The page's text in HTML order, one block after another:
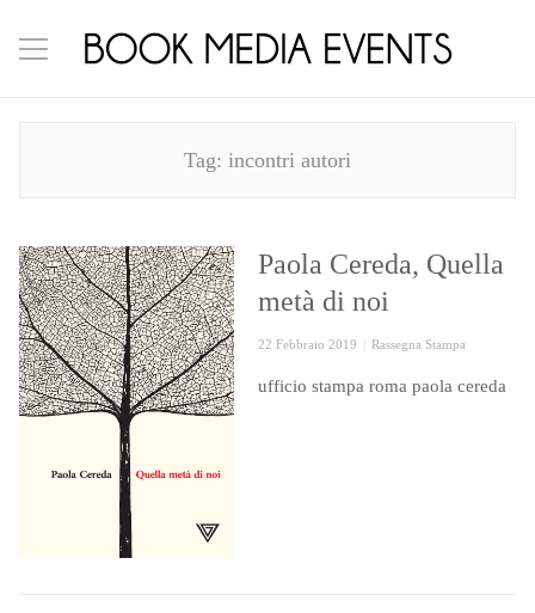
Tag: incontri autori
Paola Cereda, Quella
metà di noi
Posted
22 Febbraio 2019 Categories
Rassegna Stampa
ufficio stampa roma paola cereda